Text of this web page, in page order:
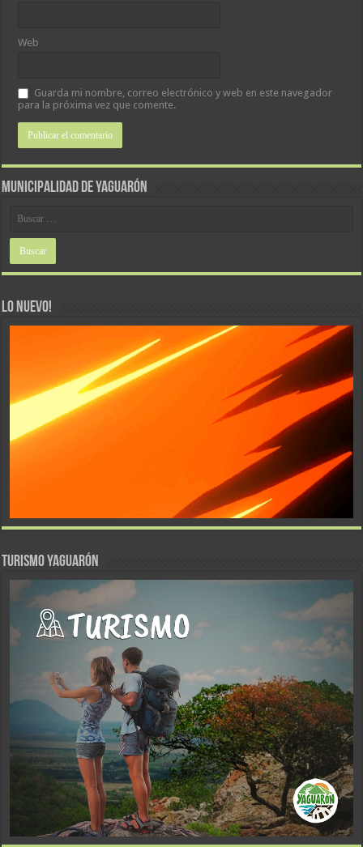
Web
Guarda mi nombre, correo electrónico y web en este navegador
para la próxima vez que comente.
MUNICIPALIDAD DE YAGUARÓN
LO NUEVO!
TURISMO YAGUARÓN